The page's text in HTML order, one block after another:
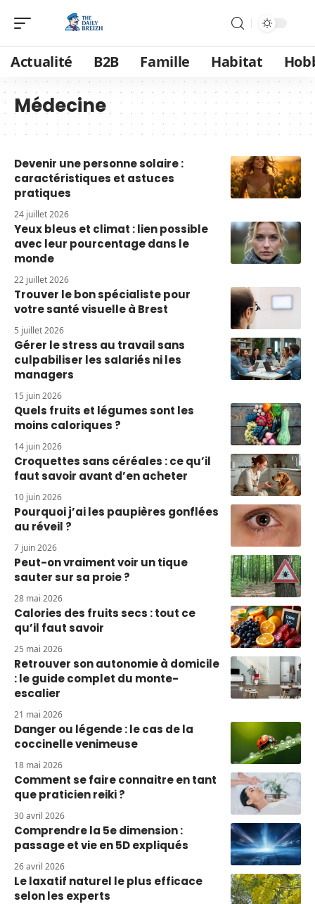
Actualité B2B Famille Habitat
Médecine
Devenir une personne solaire :
caractéristiques et astuces
pratiques
24 juillet 2026
Yeux bleus et climat : lien possible
avec leur pourcentage dans le
monde
22 juillet 2026
Trouver le bon spécialiste pour
votre santé visuelle à Brest
5 juillet 2026
Gérer le stress au travail sans
culpabiliser les salariés ni les
managers
15 juin 2026
Quels fruits et légumes sont les
moins caloriques ?
14 juin 2026
Croquettes sans céréales : ce qu’il
faut savoir avant d’en acheter
10 juin 2026
Pourquoi j’ai les paupières gonflées
au réveil ?
7 juin 2026
Peut-on vraiment voir un tique
sauter sur sa proie ?
28 mai 2026
Calories des fruits secs : tout ce
qu’il faut savoir
25 mai 2026
Retrouver son autonomie à domicile
: le guide complet du monte-
escalier
21 mai 2026
Danger ou légende : le cas de la
coccinelle venimeuse
18 mai 2026
Comment se faire connaitre en tant
que praticien reiki ?
30 avril 2026
Comprendre la 5e dimension :
passage et vie en 5D expliqués
26 avril 2026
Le laxatif naturel le plus efficace
selon les experts